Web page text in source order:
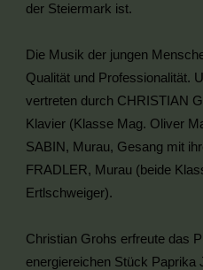
der Steiermark ist.
Die Musik der jungen
Qualität und Professionalität.
vertreten durch CHRISTIAN
Klavier (Klasse Mag. Oliver
SABIN, Murau, Gesang mit
FRADLER, Murau (beide
Ertlschweiger).
Christian Grohs erfreute das
energiereichen Stück Paprika